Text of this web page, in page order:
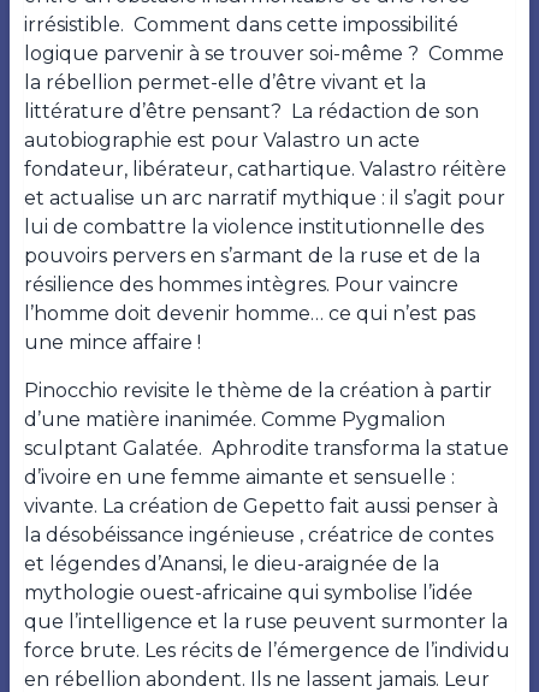
irrésistible. Comment dans cette impossibilité
logique parvenir à se trouver soi-même ? Comme
la rébellion permet-elle d’être vivant et la
littérature d’être pensant? La rédaction de son
autobiographie est pour Valastro un acte
fondateur, libérateur, cathartique. Valastro réitère
et actualise un arc narratif mythique : il s’agit pour
lui de combattre la violence institutionnelle des
pouvoirs pervers en s’armant de la ruse et de la
résilience des hommes intègres. Pour vaincre
l’homme doit devenir homme… ce qui n’est pas
une mince affaire !
Pinocchio revisite le thème de la création à partir
d’une matière inanimée. Comme Pygmalion
sculptant Galatée. Aphrodite transforma la statue
d’ivoire en une femme aimante et sensuelle :
vivante. La création de Gepetto fait aussi penser à
la désobéissance ingénieuse , créatrice de contes
et légendes d’Anansi, le dieu-araignée de la
mythologie ouest-africaine qui symbolise l’idée
que l’intelligence et la ruse peuvent surmonter la
force brute. Les récits de l’émergence de l’individu
en rébellion abondent. Ils ne lassent jamais. Leur